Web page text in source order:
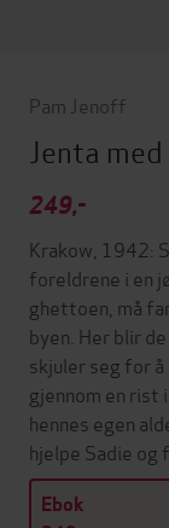
Pam Jenoff
Jenta
249,-
Krakow, 1942:
foreldrene i en
ghettoen, må
byen. Her blir
skjuler seg for
gjennom en rist
hennes egen
hjelpe Sadie og
Ebok